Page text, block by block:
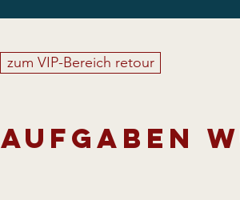
zum VIP-Bereich retour
Aufgaben